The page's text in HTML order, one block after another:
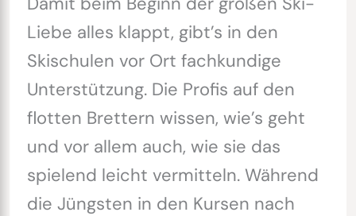
Liebe alles klappt, gibt’s in den
Skischulen vor Ort fachkundige
Unterstützung. Die Profis auf den
flotten Brettern wissen, wie’s geht
und vor allem auch, wie sie das
spielend leicht vermitteln. Während
die Jüngsten in den Kursen nach